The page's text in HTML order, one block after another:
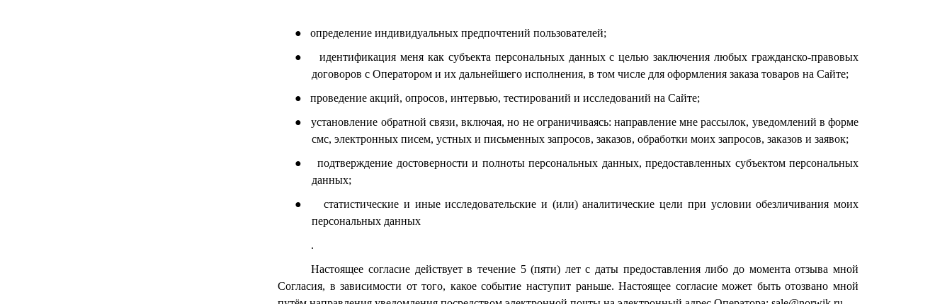
●
определение индивидуальных предпочтений пользователей;
●
идентификация меня как субъекта персональных данных с целью заключения любыхгражданско-правовых
договоров с Оператором и их дальнейшего исполнения, в том числе для оформления заказа товаров на Сайте;
●
проведение акций, опросов, интервью, тестирований и исследований на Сайте;
●
установление обратной связи, включая, но не ограничиваясь: направление мне рассылок, уведомлений в форме
смс, электронных писем, устных и письменных запросов, заказов, обработки моих запросов, заказов и заявок;
●
подтверждение достоверности и полноты персональных данных, предоставленных субъектомперсональных
данных;
●
статистические и иные исследовательские и (или) аналитические цели при условии обезличивания моих
персональных данных
.
Настоящее согласие действует в течение 5 (пяти) лет с даты предоставления либо до момента отзыва мной
Согласия, в зависимости от того, какое событие наступит раньше. Настоящее согласие может быть отозвано мной